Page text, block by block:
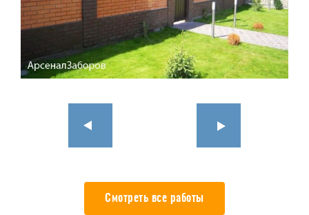
Смотреть все работы